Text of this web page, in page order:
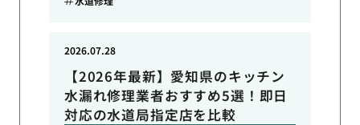
【2026年最新】愛知県のキッチン
水漏れ修理業者おすすめ5選！即日
対応の水道局指定店を比較
2026.07.28